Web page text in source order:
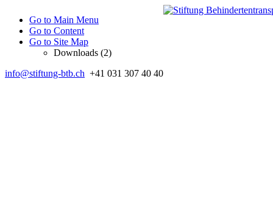
Go to Main Menu
Go to Content
Go to Site Map
Downloads (2)
info@stiftung-btb.ch +41 031 307 40 40